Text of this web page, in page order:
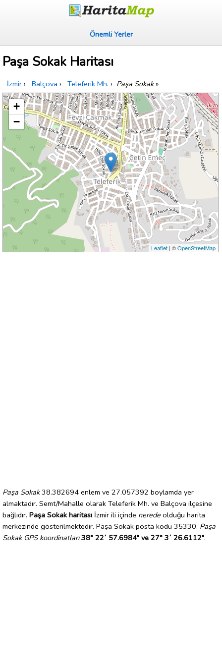
Önemli Yerler
Paşa Sokak Haritası
İzmir › Balçova › Teleferik Mh. › Paşa Sokak»
+
−
Leaflet| ©OpenStreetMap
Paşa Sokak38.382694 enlem ve 27.057392 boylamda yer
almaktadır. Semt/Mahalle olarak Teleferik Mh. ve Balçova ilçesine
bağlıdır. Paşa Sokak haritası İzmir ili içinde nerede olduğu harita
merkezinde gösterilmektedir. Paşa Sokak posta kodu 35330. Paşa
Sokak GPS koordinatları 38° 22´ 57.6984" ve 27° 3´ 26.6112".